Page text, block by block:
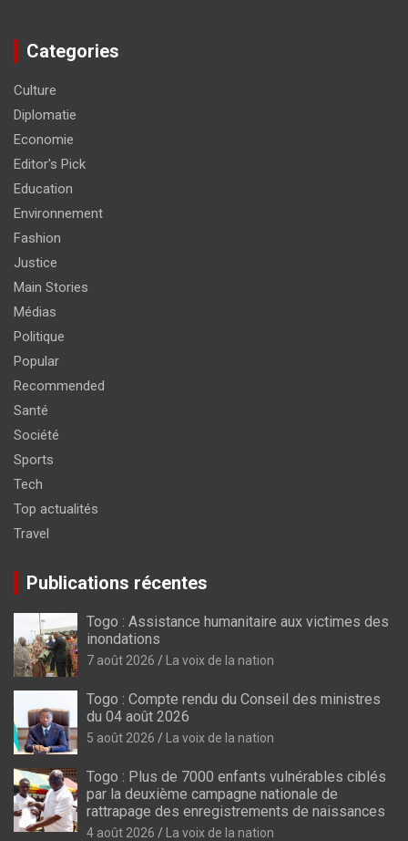
Categories
Culture
Diplomatie
Economie
Editor's Pick
Education
Environnement
Fashion
Justice
Main Stories
Médias
Politique
Popular
Recommended
Santé
Société
Sports
Tech
Top actualités
Travel
Publications récentes
Togo : Assistance humanitaire aux victimes des
inondations
7 août 2026 La voix de la nation
Togo : Compte rendu du Conseil des ministres
du 04 août 2026
5 août 2026 La voix de la nation
Togo : Plus de 7000 enfants vulnérables ciblés
par la deuxième campagne nationale de
rattrapage des enregistrements de naissances
4 août 2026 La voix de la nation